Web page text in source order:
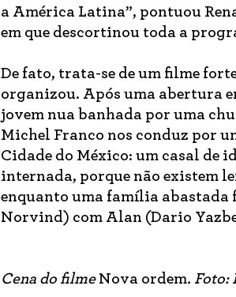
a América Latina”, pontuou
em que descortinou toda a
De fato, trata-se de um filme
organizou. Após uma abertura
jovem nua banhada por uma
Michel Franco nos conduz por
Cidade do México: um casal de
internada, porque não existem
enquanto uma família abastada
Norvind) com Alan (Dario
Cena do filme Nova ordem. Foto: